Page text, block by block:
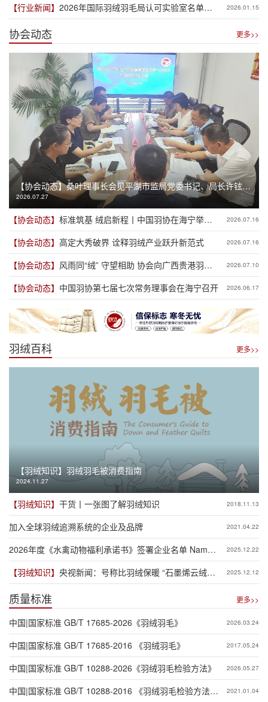
【行业新闻】 2026年国际羽绒羽毛局认可实验室名单公
布
2026.01.15
协会动态 更多>>
【协会动态】桑叶理事长会见平湖市监局党委书记、局长许铉一
行
2026.07.27
【协会动态】 标准筑基 绒启新程丨中国羽协在海宁举办
高品质羽绒产业发展趋势分享会
2026.07.16
【协会动态】 高定大秀破界 诠释羽绒产业跃升新范式 2026.07.16
【协会动态】 风雨同“绒” 守望相助 协会向广西贵港羽协
捐款用于灾后重建
2026.07.10
【协会动态】 中国羽协第七届七次常务理事会在海宁召开 2026.06.17
羽绒百科 更多>>
【羽绒知识】 羽绒羽毛被消费指南
2024.11.27
【羽绒知识】 干货丨一张图了解羽绒知识 2018.11.13
加入全球羽绒追溯系统的企业及品牌 2021.04.22
2026年度《水禽动物福利承诺书》签署企业名单 Name
List of 2026 Waterfowl Animal Welfare Commitment
2025.12.22
【羽绒知识】 央视新闻：号称比羽绒保暖 “石墨烯云绒棉”
黑科技还是智商税？
2025.12.12
质量标准 更多>>
中国|国家标准 GB/T 17685-2026《羽绒羽毛》 2026.03.24
中国|国家标准 GB/T 17685-2016 《羽绒羽毛》 2017.05.24
中国|国家标准 GB/T 10288-2026《羽绒羽毛检验方法》 2026.05.27
中国|国家标准 GB/T 10288-2016 《羽绒羽毛检验方法》
2021.01.04